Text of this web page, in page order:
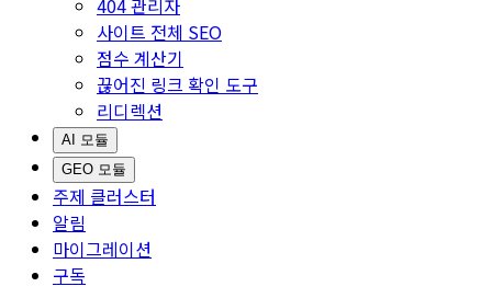
404 관리자
사이트 전체 SEO
점수 계산기
끊어진 링크 확인 도구
리디렉션
AI 모듈
GEO 모듈
주제 클러스터
알림
마이그레이션
구독